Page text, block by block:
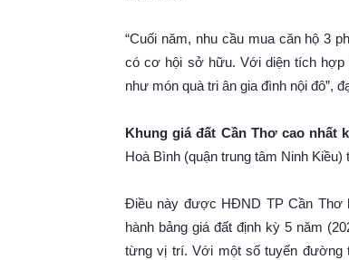
“Cuối năm, nhu cầu mua căn hộ 3
có cơ hội sở hữu. Với diện tích hợp
như món quà tri ân gia đình nội đô”,
Khung giá đất Cần Thơ cao nhất
Hoà Bình (quận trung tâm Ninh
Điều này được HĐND TP Cần Thơ
hành bảng giá đất định kỳ 5 năm
từng vị trí. Với một số tuyến